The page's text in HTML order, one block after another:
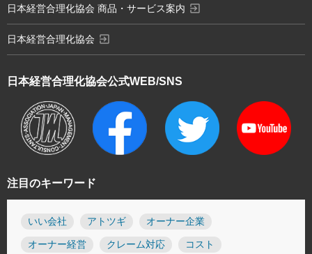
注目のキーワード
いい会社 アトツギ オーナー企業
オーナー経営 クレーム対応 コスト
日本経営合理化協会公式WEB/SNS
日本経営合理化協会 商品・サービス案内 exit_to_app
日本経営合理化協会 exit_to_app